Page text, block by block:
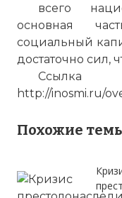
всего
основная
социальный
достаточно сил,
http://inosmi.ru/
Похожие
Вернуться в
2008 году